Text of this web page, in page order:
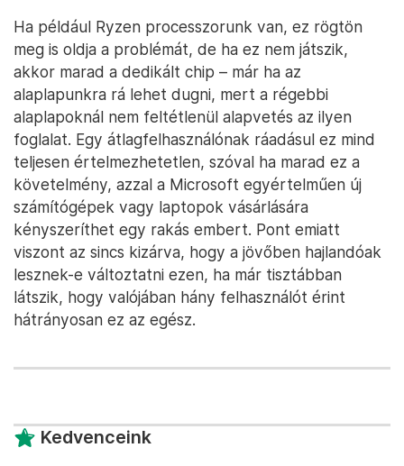
Ha például Ryzen processzorunk van, ez rögtön
meg is oldja a problémát, de ha ez nem játszik,
akkor marad a dedikált chip – már ha az
alaplapunkra rá lehet dugni, mert a régebbi
alaplapoknál nem feltétlenül alapvetés az ilyen
foglalat. Egy átlagfelhasználónak ráadásul ez mind
teljesen értelmezhetetlen, szóval ha marad ez a
követelmény, azzal a Microsoft egyértelműen új
számítógépek vagy laptopok vásárlására
kényszeríthet egy rakás embert. Pont emiatt
viszont az sincs kizárva, hogy a jövőben hajlandóak
lesznek-e változtatni ezen, ha már tisztábban
látszik, hogy valójában hány felhasználót érint
hátrányosan ez az egész.
Kedvenceink